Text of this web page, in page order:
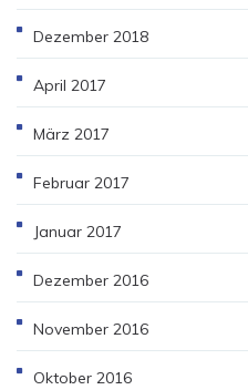
Dezember 2018
April 2017
März 2017
Februar 2017
Januar 2017
Dezember 2016
November 2016
Oktober 2016